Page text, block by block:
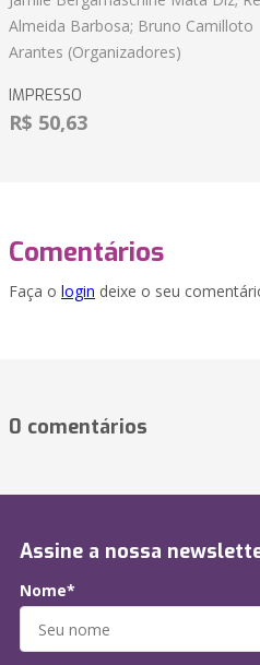
Almeida Barbosa; Bruno Camilloto
Arantes (Organizadores)
IMPRESSO
R$ 50,63
Comentários
Faça o login deixe o seu
0 comentários
Assine a nossa
Nome*